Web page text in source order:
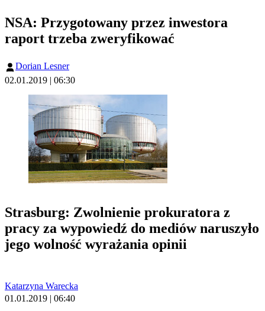
NSA: Przygotowany przez inwestora
raport trzeba zweryfikować
Dorian Lesner
02.01.2019 | 06:30
Strasburg: Zwolnienie prokuratora z
pracy za wypowiedź do mediów naruszyło
jego wolność wyrażania opinii
Katarzyna Warecka
01.01.2019 | 06:40